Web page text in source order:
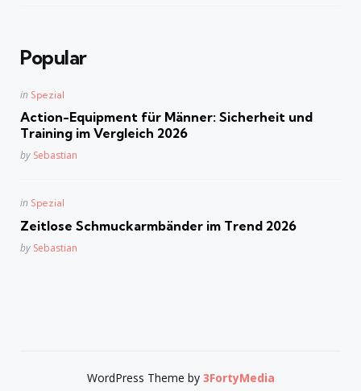
Popular
Posted
in Spezial
Action-Equipment für Männer: Sicherheit und
Training im Vergleich 2026
Posted
by Sebastian
Posted
in Spezial
Zeitlose Schmuckarmbänder im Trend 2026
Posted
by Sebastian
WordPress Theme by 3FortyMedia